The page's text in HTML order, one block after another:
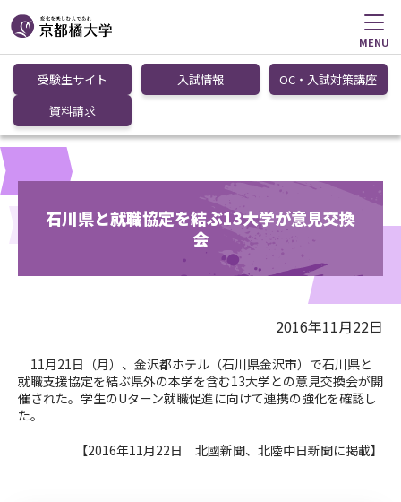
MENU
受験生サイト 入試情報
OC・入試対策講座
資料請求
石川県と就職協定を結ぶ13大学が意見交換
会
2016年11月22日
11月21日（月）、金沢都ホテル（石川県金沢市）で石川県と
就職支援協定を結ぶ県外の本学を含む13大学との意見交換会が開
催された。学生のUターン就職促進に向けて連携の強化を確認し
た。
【2016年11月22日 北國新聞、北陸中日新聞に掲載】